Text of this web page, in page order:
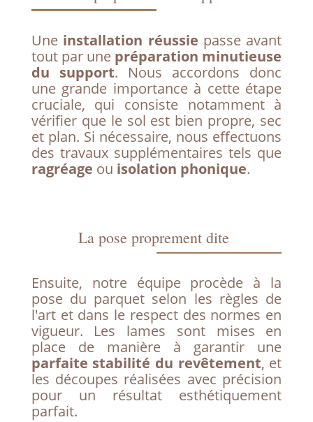
Une installation réussie passe avant
tout par une préparation minutieuse
du support. Nous accordons donc
une grande importance à cette étape
cruciale, qui consiste notamment à
vérifier que le sol est bien propre, sec
et plan. Si nécessaire, nous effectuons
des travaux supplémentaires tels que
ragréage ou isolation phonique.
La pose proprement dite
Ensuite, notre équipe procède à la
pose du parquet selon les règles de
l'art et dans le respect des normes en
vigueur. Les lames sont mises en
place de manière à garantir une
parfaite stabilité du revêtement, et
les découpes réalisées avec précision
pour un résultat esthétiquement
parfait.